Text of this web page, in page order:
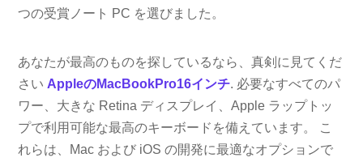
つの受賞ノート PC を選びました。
あなたが最高のものを探しているなら、真剣に見てくだ
さい AppleのMacBookPro16インチ. 必要なすべてのパ
ワー、大きな Retina ディスプレイ、Apple ラップトッ
プで利用可能な最高のキーボードを備えています。 こ
れらは、Mac および iOS の開発に最適なオプションで